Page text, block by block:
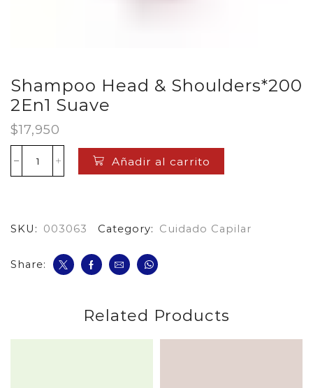
Shampoo Head & Shoulders*200
2En1 Suave
$17,950
Shampoo
Head
Suave
Añadir al carrito
SKU: 003063 Category: Cuidado Capilar
Share:
Related Products